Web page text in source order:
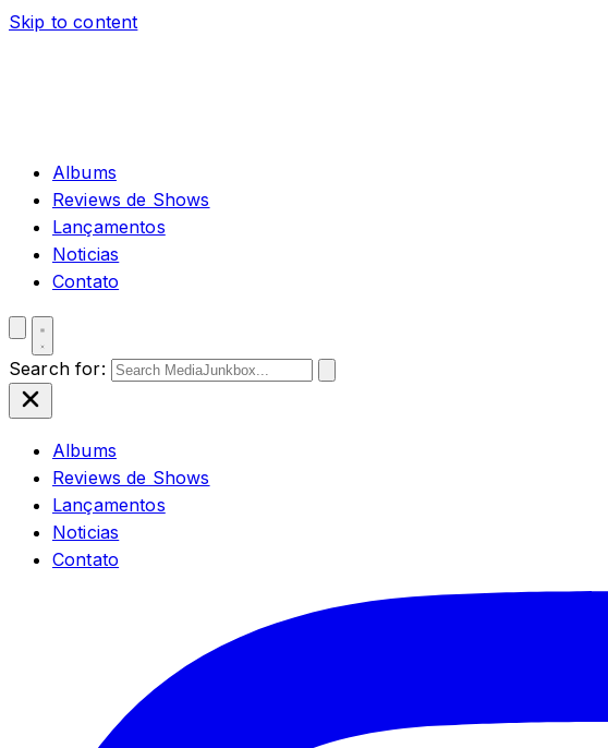
Skip to content
Albums
Reviews de Shows
Lançamentos
Noticias
Contato
Search for:
Albums
Reviews de Shows
Lançamentos
Noticias
Contato